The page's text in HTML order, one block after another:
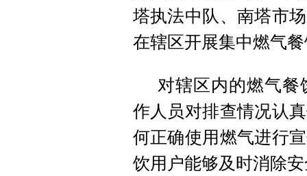
塔执法中队、南塔市
在辖区开展集中燃气
对辖区内的燃气
作人员对排查情况认
何正确使用燃气进行
饮用户能够及时消除